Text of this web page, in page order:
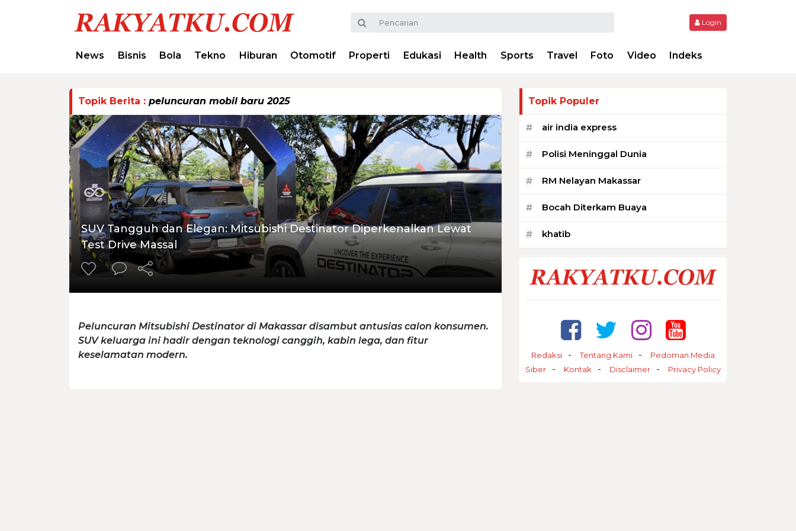
Login
News Bisnis Bola Tekno Hiburan Otomotif Properti Edukasi Health Sports Travel Foto Video Indeks
Topik Berita : peluncuran mobil baru 2025
SUV Tangguh dan Elegan: Mitsubishi Destinator Diperkenalkan Lewat
Test Drive Massal
Peluncuran Mitsubishi Destinator di Makassar disambut antusias calon konsumen.
SUV keluarga ini hadir dengan teknologi canggih, kabin lega, dan fitur
keselamatan modern.
Topik Populer
# air india express
# Polisi Meninggal Dunia
# RM Nelayan Makassar
# Bocah Diterkam Buaya
# khatib
Redaksi Tentang Kami
Pedoman Media
Siber
Kontak Disclaimer Privacy Policy